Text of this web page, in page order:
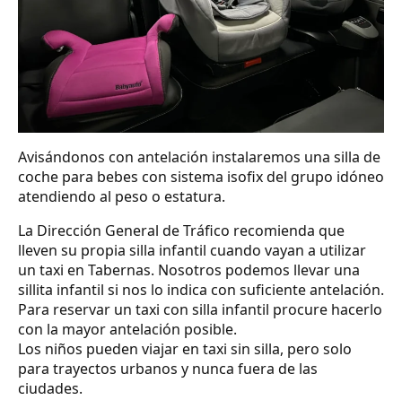
Avisándonos con antelación instalaremos una silla de
coche para bebes con sistema isofix del grupo idóneo
atendiendo al peso o estatura.
La Dirección General de Tráfico recomienda que
lleven su propia silla infantil cuando vayan a utilizar
un taxi en Tabernas. Nosotros podemos llevar una
sillita infantil si nos lo indica con suficiente antelación.
Para reservar un taxi con silla infantil procure hacerlo
con la mayor antelación posible.
Los niños pueden viajar en taxi sin silla, pero solo
para trayectos urbanos y nunca fuera de las
ciudades.